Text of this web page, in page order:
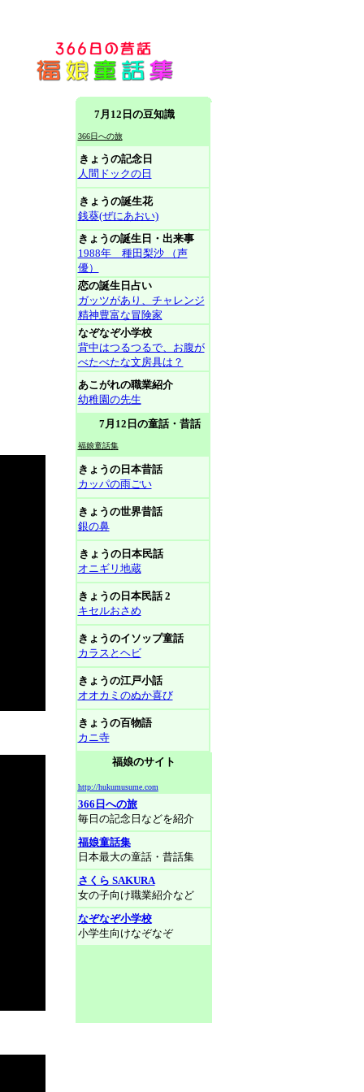
7月12日の豆知識
366日への旅
きょうの記念日
人間ドックの日
きょうの誕生花
銭葵(ぜにあおい)
きょうの誕生日・出来事
1988年 種田梨沙 （声
優）
恋の誕生日占い
ガッツがあり、チャレンジ
精神豊富な冒険家
なぞなぞ小学校
背中はつるつるで、お腹が
べたべたな文房具は？
あこがれの職業紹介
幼稚園の先生
7月12日の童話・昔話
福娘童話集
きょうの日本昔話
カッパの雨ごい
きょうの世界昔話
銀の鼻
きょうの日本民話
オニギリ地蔵
きょうの日本民話 2
キセルおさめ
きょうのイソップ童話
カラスとヘビ
きょうの江戸小話
オオカミのぬか喜び
きょうの百物語
カニ寺
福娘のサイト
http://hukumusume.com
366日への旅
毎日の記念日などを紹介
福娘童話集
日本最大の童話・昔話集
さくら SAKURA
女の子向け職業紹介など
なぞなぞ小学校
小学生向けなぞなぞ